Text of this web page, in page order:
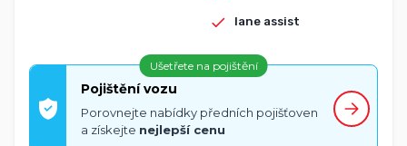
lane assist
Ušetřete na pojištění
Pojištění vozu
Porovnejte nabídky předních pojišťoven
a získejte nejlepší cenu